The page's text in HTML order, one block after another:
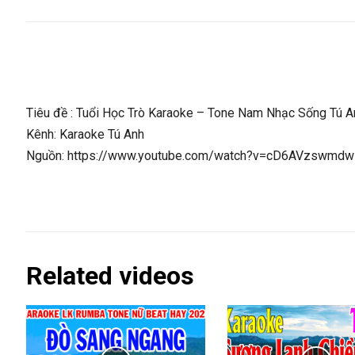
Tiêu đề : Tuổi Học Trò Karaoke – Tone Nam Nhạc Sống Tú
Kênh: Karaoke Tú Anh
Nguồn: https://www.youtube.com/watch?v=cD6AVzswmdw
Related videos